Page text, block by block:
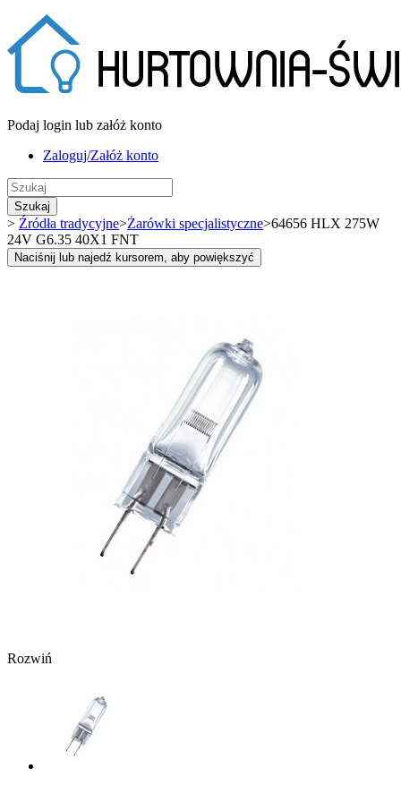
Podaj login lub załóż konto
Zaloguj/Załóż konto
Szukaj
> Źródła tradycyjne>Żarówki specjalistyczne>64656 HLX 275W
24V G6.35 40X1 FNT
Naciśnij lub najedź kursorem, aby powiększyć
Rozwiń